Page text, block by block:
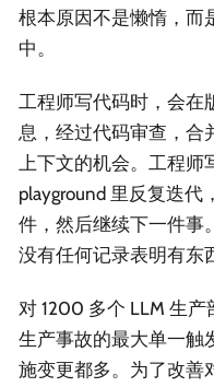
根本原因不是懒惰，而
中。
工程师写代码时，会在
息，经过代码审查，合
上下文的机会。工程师
playground 里反复迭
件，然后继续下一件事
没有任何记录表明有东
对 1200 多个 LLM 生
生产事故的最大单一
施变更都多。为了改善